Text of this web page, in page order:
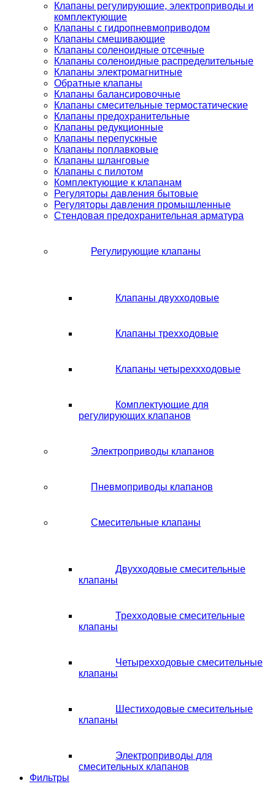
Клапаны регулирующие, электроприводы и
комплектующие
Клапаны с гидропневмоприводом
Клапаны смешивающие
Клапаны соленоидные отсечные
Клапаны соленоидные распределительные
Клапаны электромагнитные
Обратные клапаны
Клапаны балансировочные
Клапаны смесительные термостатические
Клапаны предохранительные
Клапаны редукционные
Клапаны перепускные
Клапаны поплавковые
Клапаны шланговые
Клапаны с пилотом
Комплектующие к клапанам
Регуляторы давления бытовые
Регуляторы давления промышленные
Стендовая предохранительная арматура
Регулирующие клапаны
Клапаны двухходовые
Клапаны трехходовые
Клапаны четыреххходовые
Комплектующие для
регулирующих клапанов
Электроприводы клапанов
Пневмоприводы клапанов
Смесительные клапаны
Двухходовые смесительные
клапаны
Трехходовые смесительные
клапаны
Четырехходовые смесительные
клапаны
Шестиходовые смесительные
клапаны
Электроприводы для
смесительных клапанов
Фильтры